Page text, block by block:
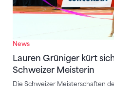
News
Lauren Grüniger kürt
Schweizer Meisterin
Die Schweizer Meisterschaften